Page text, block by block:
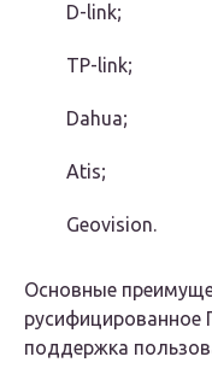
D-link;
TP-link;
Dahua;
Atis;
Geovision.
Основные
русифицированное
поддержка